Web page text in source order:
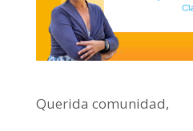
Querida comunidad,